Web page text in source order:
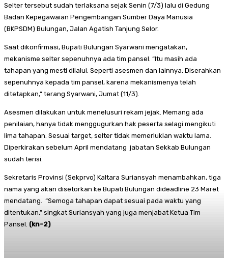
Selter tersebut sudah terlaksana sejak Senin (7/3) lalu di Gedung
Badan Kepegawaian Pengembangan Sumber Daya Manusia
(BKPSDM) Bulungan, Jalan Agatish Tanjung Selor.
Saat dikonfirmasi, Bupati Bulungan Syarwani mengatakan,
mekanisme selter sepenuhnya ada tim pansel. “Itu masih ada
tahapan yang mesti dilalui. Seperti asesmen dan lainnya. Diserahkan
sepenuhnya kepada tim pansel, karena mekanismenya telah
ditetapkan,” terang Syarwani, Jumat (11/3).
Asesmen dilakukan untuk menelusuri rekam jejak. Memang ada
penilaian, hanya tidak menggugurkan hak peserta selagi mengikuti
lima tahapan. Sesuai target, selter tidak memerluklan waktu lama.
Diperkirakan sebelum April mendatang jabatan Sekkab Bulungan
sudah terisi.
Sekretaris Provinsi (Sekprvo) Kaltara Suriansyah menambahkan, tiga
nama yang akan disetorkan ke Bupati Bulungan dideadline 23 Maret
mendatang. “Semoga tahapan dapat sesuai pada waktu yang
ditentukan,” singkat Suriansyah yang juga menjabat Ketua Tim
Pansel. (kn-2)